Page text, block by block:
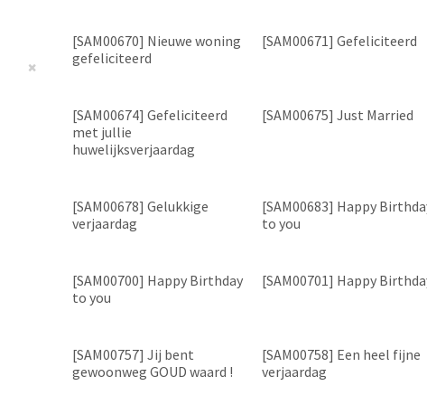
[SAM00670] Nieuwe woning
gefeliciteerd
[SAM00671] Gefeliciteerd
[SAM00674] Gefeliciteerd
met jullie
huwelijksverjaardag
[SAM00675] Just Married
[SAM00678] Gelukkige
verjaardag
[SAM00683] Happy
to you
[SAM00700] Happy Birthday
to you
[SAM00701] Happy
[SAM00757] Jij bent
gewoonweg GOUD waard !
[SAM00758] Een heel fijne
verjaardag